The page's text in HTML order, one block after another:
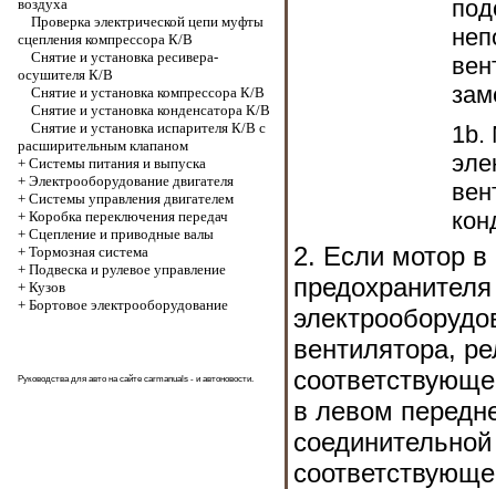
воздуха
Проверка электрической цепи муфты
сцепления компрессора К/В
Снятие и установка ресивера-
осушителя К/В
Снятие и установка компрессора К/В
Снятие и установка конденсатора К/В
Снятие и установка испарителя К/В с
расширительным клапаном
+ Системы питания и выпуска
+ Электрооборудование двигателя
+ Системы управления двигателем
+ Коробка переключения передач
+ Cцепление и приводные валы
+ Тормозная система
+ Подвеска и рулевое управление
+ Кузов
+ Бортовое электрооборудование
Руководства для авто на сайте carmanuals - и автоновости.
1b.
2. Если мотор в
вентилятора,
в левом